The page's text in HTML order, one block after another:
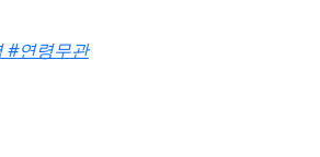
#연령무관